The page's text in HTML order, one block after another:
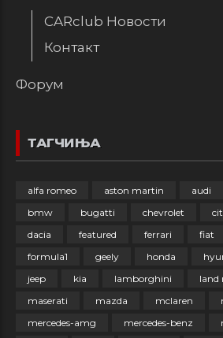
CARclub Новости
Контакт
Форум
ТАГЧИЊА
alfa romeo aston martin audi
bmw
bugatti chevrolet
dacia
featured ferrari fiat
formula1
geely honda
jeep
kia lamborghini land
maserati
mazda mclaren
mercedes-amg
mercedes-benz